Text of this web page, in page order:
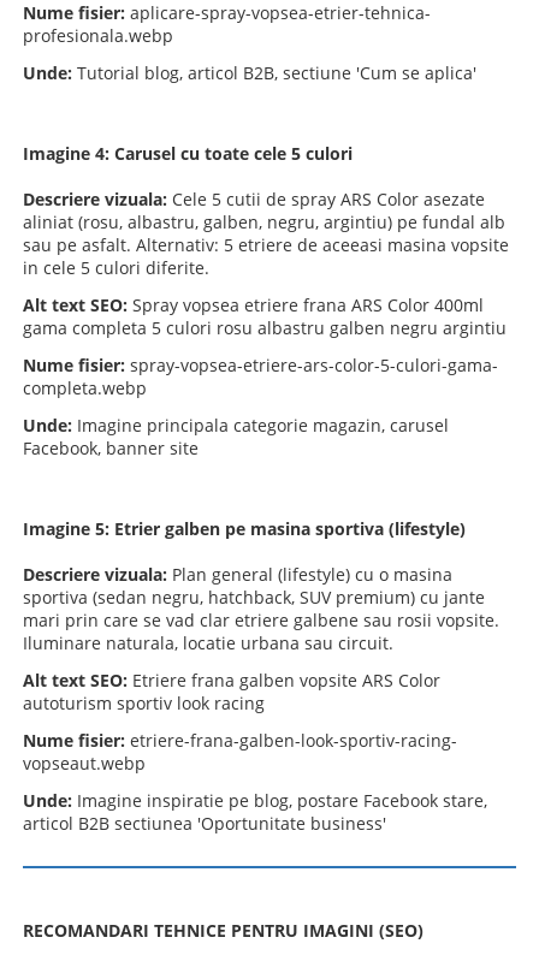
Nume fisier: aplicare-spray-vopsea-etrier-tehnica-
profesionala.webp
Unde: Tutorial blog, articol B2B, sectiune 'Cum se aplica'
Imagine 4: Carusel cu toate cele 5 culori
Descriere vizuala: Cele 5 cutii de spray ARS Color asezate
aliniat (rosu, albastru, galben, negru, argintiu) pe fundal alb
sau pe asfalt. Alternativ: 5 etriere de aceeasi masina vopsite
in cele 5 culori diferite.
Alt text SEO: Spray vopsea etriere frana ARS Color 400ml
gama completa 5 culori rosu albastru galben negru argintiu
Nume fisier: spray-vopsea-etriere-ars-color-5-culori-gama-
completa.webp
Unde: Imagine principala categorie magazin, carusel
Facebook, banner site
Imagine 5: Etrier galben pe masina sportiva (lifestyle)
Descriere vizuala: Plan general (lifestyle) cu o masina
sportiva (sedan negru, hatchback, SUV premium) cu jante
mari prin care se vad clar etriere galbene sau rosii vopsite.
Iluminare naturala, locatie urbana sau circuit.
Alt text SEO: Etriere frana galben vopsite ARS Color
autoturism sportiv look racing
Nume fisier: etriere-frana-galben-look-sportiv-racing-
vopseaut.webp
Unde: Imagine inspiratie pe blog, postare Facebook stare,
articol B2B sectiunea 'Oportunitate business'
RECOMANDARI TEHNICE PENTRU IMAGINI (SEO)